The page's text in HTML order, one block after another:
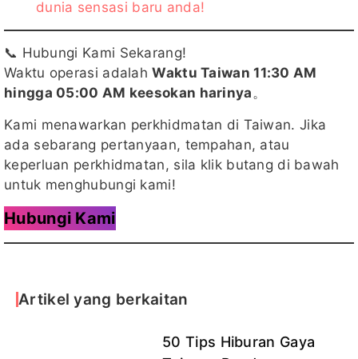
dunia sensasi baru anda!
📞 Hubungi Kami Sekarang!
Waktu operasi adalahWaktu Taiwan 11:30 AM
hingga 05:00 AM keesokan harinya。
Kami menawarkan perkhidmatan di Taiwan. Jika
ada sebarang pertanyaan, tempahan, atau
keperluan perkhidmatan, sila klik butang di bawah
untuk menghubungi kami!
Hubungi Kami
Artikel yang berkaitan
50 Tips Hiburan Gaya